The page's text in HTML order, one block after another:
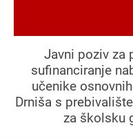
Javni poziv za
sufinanciranje
učenike
Drniša s
za školsku